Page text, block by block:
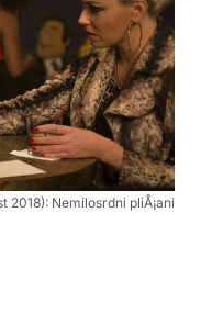
2018): Nemilosrdni pliÅ¡ani